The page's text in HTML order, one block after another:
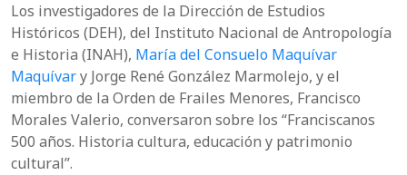
Los investigadores de la Dirección de Estudios
Históricos (DEH), del Instituto Nacional de Antropología
e Historia (INAH), María del Consuelo Maquívar
Maquívary Jorge René González Marmolejo, y el
miembro de la Orden de Frailes Menores, Francisco
Morales Valerio, conversaron sobre los “Franciscanos
500 años. Historia cultura, educación y patrimonio
cultural”.